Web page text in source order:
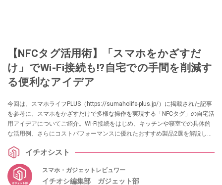
【NFCタグ活用術】「スマホをかざすだ
け」でWi-Fi接続も⁉自宅での手間を削減す
る便利なアイデア
今回は、スマホライフPLUS（https://sumaholife-plus.jp/）に掲載された記事
を参考に、スマホをかざすだけで多様な操作を実現する「NFCタグ」の自宅活
用アイデアについてご紹介。Wi-Fi接続をはじめ、キッチンや寝室での具体的
な活用例、さらにコストパフォーマンスに優れたおすすめ製品2選を解説しま
イチオシスト
スマホ・ガジェットレビュワー
イチオシ編集部 ガジェット部